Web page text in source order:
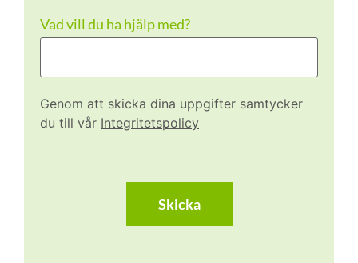
Vad vill du ha hjälp med?
Genom att skicka dina uppgifter samtycker
du till vår Integritetspolicy